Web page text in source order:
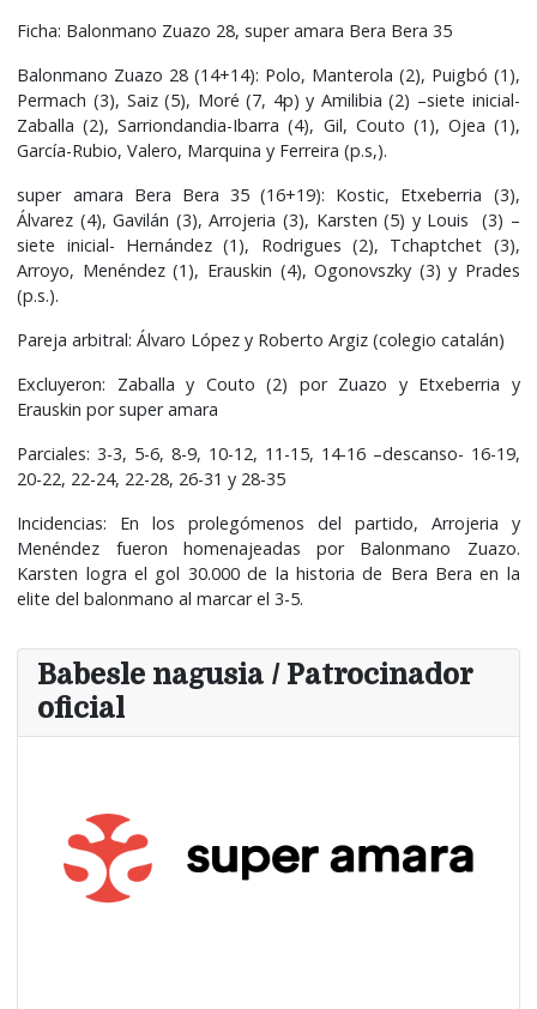
Ficha: Balonmano Zuazo 28, super amara Bera Bera 35
Balonmano Zuazo 28 (14+14): Polo, Manterola (2), Puigbó (1),
Permach (3), Saiz (5), Moré (7, 4p) y Amilibia (2) –siete inicial-
Zaballa (2), Sarriondandia-Ibarra (4), Gil, Couto (1), Ojea (1),
García-Rubio, Valero, Marquina y Ferreira (p.s,).
super amara Bera Bera 35 (16+19): Kostic, Etxeberria (3),
Álvarez (4), Gavilán (3), Arrojeria (3), Karsten (5) y Louis
(3) –
siete inicial- Hernández (1), Rodrigues (2), Tchaptchet (3),
Arroyo, Menéndez (1), Erauskin (4), Ogonovszky (3) y Prades
(p.s.).
Pareja arbitral: Álvaro López y Roberto Argiz (colegio catalán)
Excluyeron: Zaballa y Couto (2) por Zuazo y Etxeberria y
Erauskin por super amara
Parciales: 3-3, 5-6, 8-9, 10-12, 11-15, 14-16 –descanso- 16-19,
20-22, 22-24, 22-28, 26-31 y 28-35
Incidencias: En los prolegómenos del partido, Arrojeria y
Menéndez fueron homenajeadas por Balonmano Zuazo.
Karsten logra el gol 30.000 de la historia de Bera Bera en la
elite del balonmano al marcar el 3-5.
Babesle nagusia / Patrocinador
oficial